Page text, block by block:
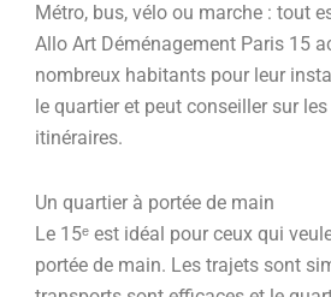
Métro, bus, vélo ou marche : tout
Allo Art Déménagement Paris 15
nombreux habitants pour leur
le quartier et peut conseiller sur
itinéraires.
Un quartier à portée de main
Le 15ᵉ est idéal pour ceux qui
portée de main. Les trajets sont